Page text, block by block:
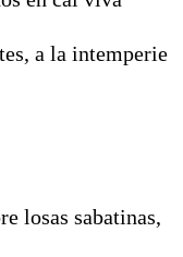
a la intemperie
losas sabatinas,